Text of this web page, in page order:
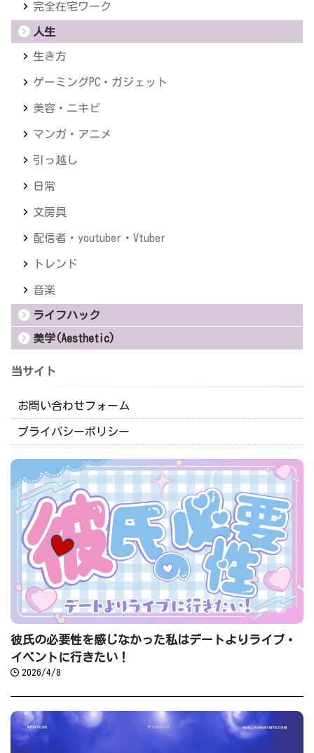
完全在宅ワーク
人生
生き方
ゲーミングPC・ガジェット
美容・ニキビ
マンガ・アニメ
引っ越し
日常
文房具
配信者・youtuber・Vtuber
トレンド
音楽
ライフハック
美学(Aesthetic)
当サイト
お問い合わせフォーム
プライバシーポリシー
彼氏の必要性を感じなかった私はデートよりライブ・
イベントに行きたい！
2026/4/8